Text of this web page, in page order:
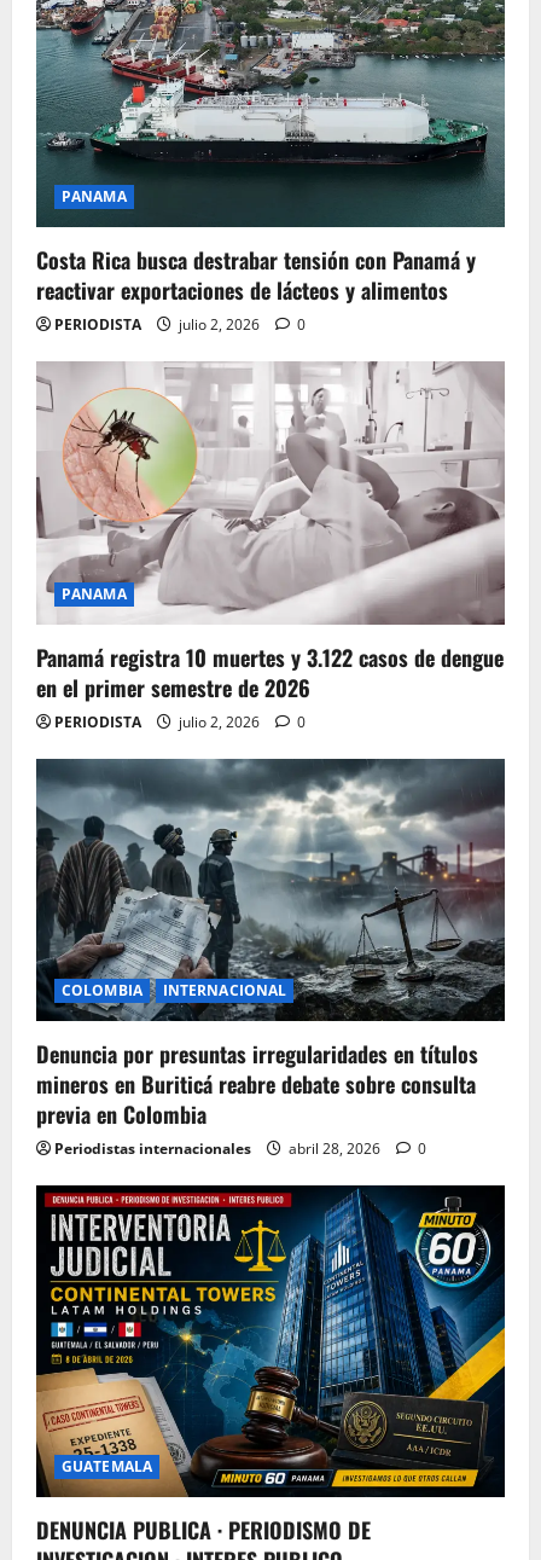
PANAMA
Costa Rica busca destrabar tensión con Panamá y
reactivar exportaciones de lácteos y alimentos
PERIODISTA julio 2, 2026 0
PANAMA
Panamá registra 10 muertes y 3.122 casos de dengue
en el primer semestre de 2026
PERIODISTA julio 2, 2026 0
COLOMBIA INTERNACIONAL
Denuncia por presuntas irregularidades en títulos
mineros en Buriticá reabre debate sobre consulta
previa en Colombia
Periodistas internacionales abril 28, 2026 0
GUATEMALA
DENUNCIA PUBLICA · PERIODISMO DE